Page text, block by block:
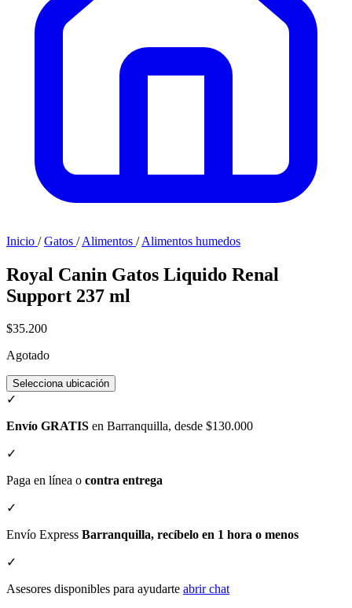
Inicio / Gatos / Alimentos / Alimentos humedos
Royal Canin Gatos Liquido Renal
Support 237 ml
$35.200
Agotado
Selecciona ubicación
✓
Envío GRATIS en Barranquilla, desde $130.000
✓
Paga en línea o contra entrega
✓
Envío Express Barranquilla, recíbelo en 1 hora o menos
✓
Asesores disponibles para ayudarte abrir chat